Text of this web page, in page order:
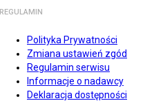
REGULAMIN
Polityka Prywatności
Zmiana ustawień zgód
Regulamin serwisu
Informacje o nadawcy
Deklaracja dostępności